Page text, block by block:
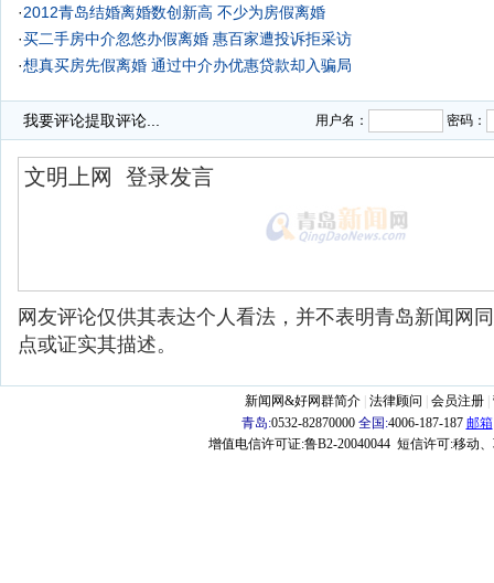
·2012青岛结婚离婚数创新高 不少为房假离婚
·买二手房中介忽悠办假离婚 惠百家遭投诉拒采访
·想真买房先假离婚 通过中介办优惠贷款却入骗局
我要评论提取评论... 用户名： 密码：
网友评论仅供其表达个人看法，并不表明青岛新闻网
点或证实其描述。